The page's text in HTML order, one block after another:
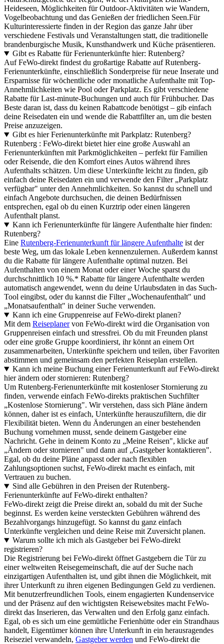
Heideseen, Möglichkeiten für Outdoor-Aktivitäten wie Wandern,
Vogelbeobachtung und das Genießen der friedlichen Seen.Für
Kulturinteressierte finden in der Region das ganze Jahr über
verschiedene Festivals und Veranstaltungen statt, die traditionelle
brandenburgische Musik, Kunsthandwerk und Küche präsentieren.
Gibt es Rabatte für Ferienunterkünfte hier: Rutenberg?
Auf FeWo-direkt findest du großartige Rabatte auf Rutenberg-
Ferienunterkünfte, einschließlich Sonderpreise für neue Inserate und
Ersparnisse für wöchentliche oder monatliche Aufenthalte mit Top-
Annehmlichkeiten wie Pool oder Parkplatz. Es gibt verschiedene
Rabatte für Last-minute-Buchungen und auch für Frühbucher. Das
Beste daran ist, dass du keinen Rabattcode benötigst – gib einfach
deine Reisedaten ein und wende die Rabattfilter an, um die besten
Preise anzuzeigen.
Gibt es hier Ferienunterkünfte mit Parkplatz: Rutenberg?
Rutenberg : FeWo-direkt bietet hier eine große Auswahl an
Ferienunterkünften mit Parkmöglichkeiten – perfekt für Familien
oder Reisende, die den Komfort eines Autos während ihres
Aufenthalts schätzen. Um diese Unterkünfte leicht zu finden, gib
einfach deine Reisedaten ein und verwende den Filter „Parkplatz
verfügbar" unter den Annehmlichkeiten. So kannst du schnell und
einfach Angebote durchsuchen, die deinen Bedürfnissen
entsprechen, egal ob du einen Kurztrip oder einen längeren
Aufenthalt planst.
Kann ich Ferienunterkünfte für längere Aufenthalte hier finden:
Rutenberg?
Eine Rutenberg-Ferienunterkunft für längere Aufenthalte ist der
beste Weg, um das lokale Leben kennenzulernen. Außerdem kannst
du die Rabatte für längere Aufenthalte optimal nutzen. Bei
Aufenthalten von einem Monat oder einer Woche sparst du
durchschnittlich 10 %.* Rabatte für längere Aufenthalte werden
automatisch angewendet, wenn du deine Urlaubsdaten in das Such-
Tool eingibst, oder du kannst die Filter „Wochenaufenthalt" und
„Monatsaufenthalt" in deiner Suche verwenden.
Kann ich eine Gruppenreise auf FeWo-direkt planen?
Mit dem Reiseplanervon FeWo-direkt wird die Organisation von
Gruppenreisen einfach und stressfrei. Ob du mit Freunden planst
oder eine große Gruppe koordinierst, ihr könnt an einem Ort
zusammenarbeiten, Unterkünfte speichern und teilen, über Favoriten
abstimmen und gemeinsam den perfekten Reiseplan erstellen.
Kann ich meine Buchung einer Ferienunterkunft auf FeWo-direkt
hier ändern oder stornieren: Rutenberg?
Um Rutenberg-Ferienunterkünfte mit kostenloser Stornierung zu
finden, verwende einfach FeWo-direkts praktischen Suchfilter
„Kostenlose Stornierung". Wir verstehen, dass sich Pläne ändern
können, daher ist es einfach, Unterkünfte herauszufiltern, die dir
Flexibilität bieten. Wenn du Änderungen an einer bestehenden
Buchung vornehmen musst, sende deinem Gastgeber eine
Nachricht. Gehe in deinem Konto zu „Meine Reisen", klicke auf
„Ändern oder stornieren" und dann auf „Gastgeber kontaktieren".
Egal, ob du deine Pläne anpasst oder nach flexiblen
Zahlungsoptionen suchst, FeWo-direkt macht es einfach, mit
Vertrauen zu buchen.
Sind alle Gebühren in den Preisen der Rutenberg-
Ferienunterkünfte auf FeWo-direkt enthalten?
FeWo-direkt zeigt die Preise direkt an, sobald du mit der Suche
beginnst. Es werden keine versteckten Gebühren während des
Bezahlvorgangs hinzugefügt. So kannst du ganz einfach
Unterkünfte vergleichen und deine Reise mit Zuversicht planen.
Warum sollte ich mich als Gastgeber bei FeWo-direkt
registrieren?
Die Registrierung bei FeWo-direkt öffnet Gastgebern die Tür zu
einer weltweiten Reisegemeinschaft, die auf der Suche nach
einzigartigen Aufenthalten ist, und gibt ihnen die Möglichkeit, mit
ihrer Unterkunft zu ihren eigenen Bedingungen Geld zu verdienen.
Mit benutzerfreundlichen Tools, einem engagierten Kundenservice
und der Präsenz auf den wichtigsten Reisewebsites macht FeWo-
direkt das Inserieren, das Verwalten und den Erfolg ganz einfach.
Egal, ob es sich um eine gemütliche Ferienhütte oder ein Strandhaus
handelt, Eigentümer können ihre Unterkunft in ein herausragendes
Reiseziel verwandeln, Gastgeber werden und FeWo-direkt die